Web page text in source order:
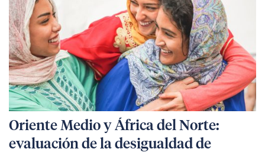
Oriente Medio y África del Norte:
evaluación de la desigualdad de